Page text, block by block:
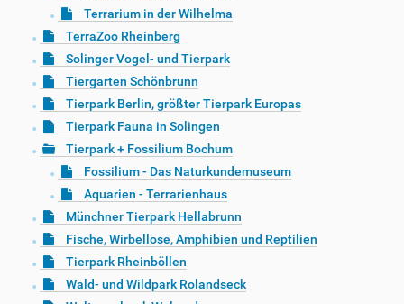
Terrarium in der Wilhelma
TerraZoo Rheinberg
Solinger Vogel- und Tierpark
Tiergarten Schönbrunn
Tierpark Berlin, größter Tierpark Europas
Tierpark Fauna in Solingen
Tierpark + Fossilium Bochum
Fossilium - Das Naturkundemuseum
Aquarien - Terrarienhaus
Münchner Tierpark Hellabrunn
Fische, Wirbellose, Amphibien und Reptilien
Tierpark Rheinböllen
Wald- und Wildpark Rolandseck